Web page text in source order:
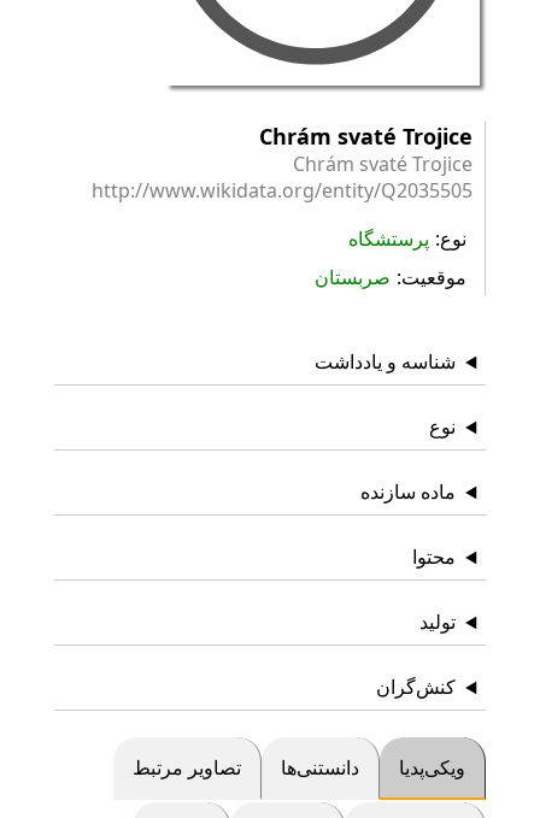
Chrám svaté Trojice
Chrám svaté Trojice
http://www.wikidata.org/entity/Q2035505
نوع پرستشگاه
موقعیت صربستان
شناسه و یادداشت
نوع
ماده سازنده
محتوا
تولید
کنش‌گران
ویکی‌پدیا دانستنی‌ها تصاویر مرتبط